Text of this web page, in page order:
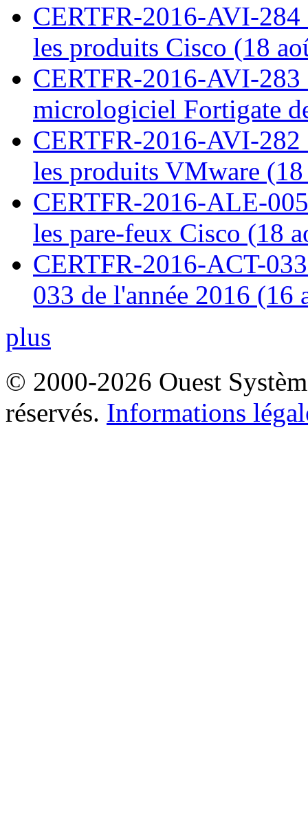
CERTFR-2016-AVI-
les produits Cisco (18
CERTFR-2016-AVI-
micrologiciel Fortigate
CERTFR-2016-AVI-
les produits VMware
CERTFR-2016-ALE-
les pare-feux Cisco (18
CERTFR-2016-ACT-
033 de l'année 2016 (16
plus
© 2000-2026 Ouest
réservés. Informations